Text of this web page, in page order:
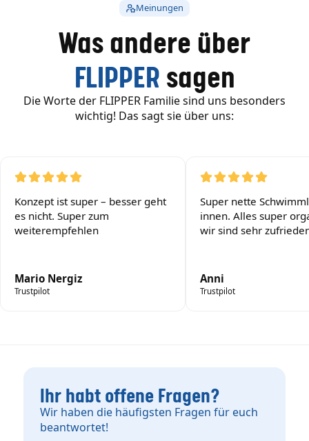
Meinungen
Was andere über
FLIPPER sagen
Die Worte der FLIPPER Familie sind uns besonders
wichtig! Das sagt sie über uns:
Konzept ist super – besser geht
es nicht. Super zum
weiterempfehlen
Mario Nergiz
Trustpilot
Super nette
innen. Alles super
wir sind sehr
Anni
Trustpilot
Ihr habt offene Fragen?
Wir haben die häufigsten Fragen für euch
beantwortet!